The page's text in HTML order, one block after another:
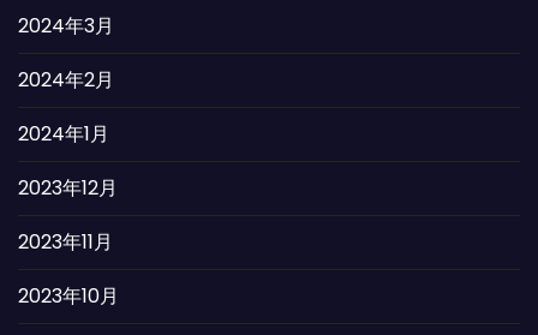
2024年3月
2024年2月
2024年1月
2023年12月
2023年11月
2023年10月